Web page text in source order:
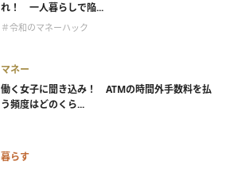
れ！ 一人暮らしで陥...
＃令和のマネーハック
マネー
働く女子に聞き込み！ ATMの時間外手数料を払
う頻度はどのくら...
暮らす